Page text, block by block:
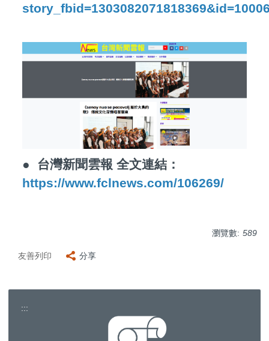
● 台灣新聞雲報 全文連結：
https://www.fclnews.com/106269/
瀏覽數: 589
友善列印 分享
:::